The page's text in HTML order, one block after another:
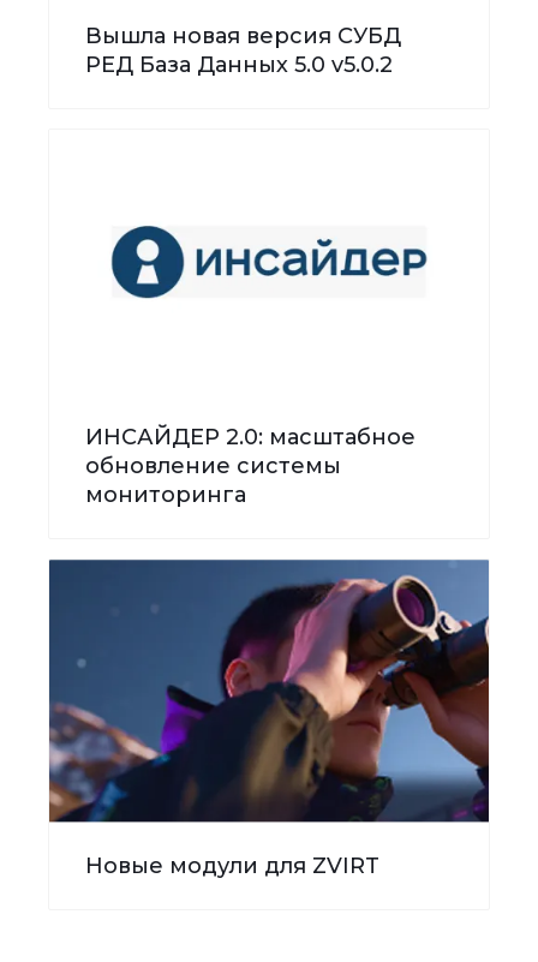
Вышла новая версия СУБД
РЕД База Данных 5.0 v5.0.2
ИНСАЙДЕР 2.0: масштабное
обновление системы
мониторинга
Новые модули для ZVIRT